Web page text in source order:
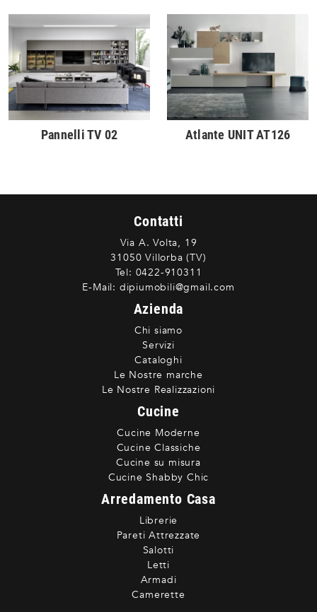
Pannelli TV 02 Atlante UNIT AT126
Contatti
Via A. Volta, 19
31050 Villorba (TV)
Tel: 0422-910311
E-Mail: dipiumobili@gmail.com
Azienda
Chi siamo
Servizi
Cataloghi
Le Nostre marche
Le Nostre Realizzazioni
Cucine
Cucine Moderne
Cucine Classiche
Cucine su misura
Cucine Shabby Chic
Arredamento Casa
Librerie
Pareti Attrezzate
Salotti
Letti
Armadi
Camerette